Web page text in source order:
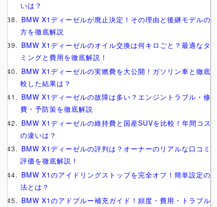
いは？
BMW X1ディーゼルが廃止決定！その理由と後継モデルの
方を徹底解説
BMW X1ディーゼルのオイル交換は何キロごと？最適なタ
ミングと費用を徹底解説！
BMW X1ディーゼルの実燃費を大公開！ガソリン車と徹底
較した結果は？
BMW X1ディーゼルの故障は多い？エンジントラブル・修
費・予防策を徹底解説
BMW X1ディーゼルの維持費と国産SUVを比較！年間コス
の違いは？
BMW X1ディーゼルの評判は？オーナーのリアルな口コミ
評価を徹底解説！
BMW X1のアイドリングストップを完全オフ！簡単設定の
法とは？
BMW X1のアドブルー補充ガイド！頻度・費用・トラブル